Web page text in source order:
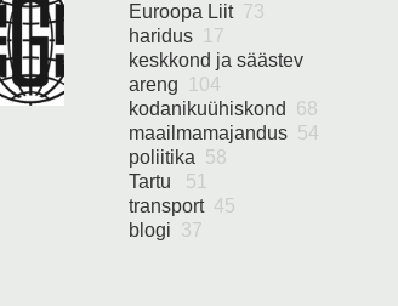
Euroopa Liit 73
haridus 17
keskkond ja säästev
areng
104
kodanikuühiskond 68
maailmamajandus 54
poliitika 58
Tartu 51
transport 45
blogi 37